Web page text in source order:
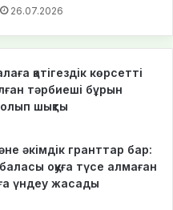
26.07.2026
қатігездік көрсетті
тәрбиеші бұрын
шықты
әкімдік гранттар бар:
оқуға түсе алмаған
үндеу жасады